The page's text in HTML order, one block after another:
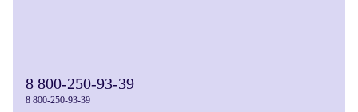
8 800-250-93-39
8 800-250-93-39